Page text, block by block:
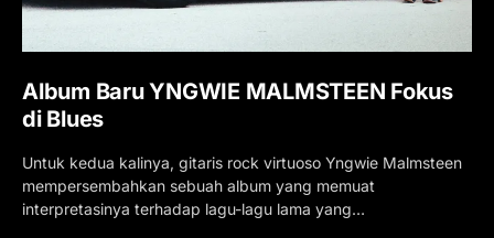
Album Baru YNGWIE MALMSTEEN Fokus
di Blues
Untuk kedua kalinya, gitaris rock virtuoso Yngwie Malmsteen
mempersembahkan sebuah album yang memuat
interpretasinya terhadap lagu-lagu lama yang…